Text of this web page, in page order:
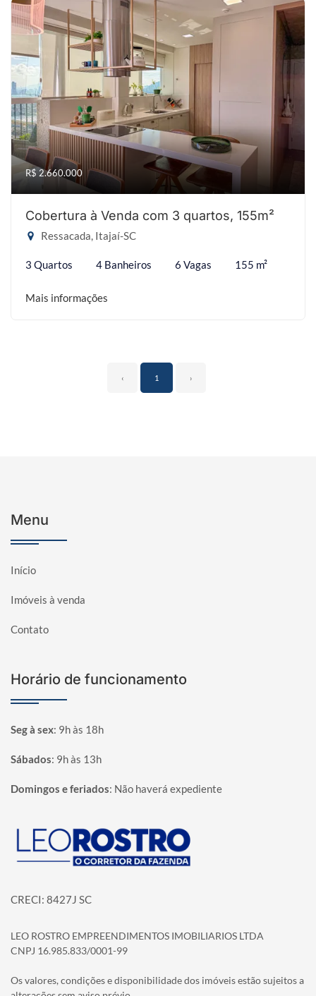
R$ 2.660.000
Cobertura à Venda com 3 quartos, 155m²
Ressacada, Itajaí-SC
3 Quartos 4 Banheiros 6 Vagas 155 m²
Mais informações
‹ 1 ›
Menu
Início
Imóveis à venda
Contato
Horário de funcionamento
Seg à sex: 9h às 18h
Sábados: 9h às 13h
Domingos e feriados: Não haverá expediente
Página inicial
CRECI: 8427J SC
LEO ROSTRO EMPREENDIMENTOS IMOBILIARIOS LTDA
CNPJ 16.985.833/0001-99
Os valores, condições e disponibilidade dos imóveis estão sujeitos a